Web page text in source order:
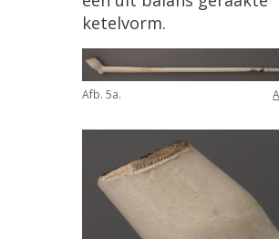
ketelvorm.
Afb. 5a.